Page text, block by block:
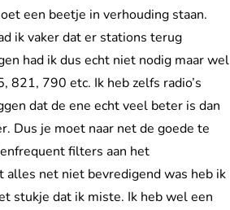
een beetje in verhouding staan.
ik vaker dat er stations terug
had ik dus echt niet nodig maar wel
821, 790 etc. Ik heb zelfs radio’s
dat de ene echt veel beter is dan
Dus je moet naar net de goede te
filters aan het
net niet bevredigend was heb ik
stukje dat ik miste. Ik heb wel een